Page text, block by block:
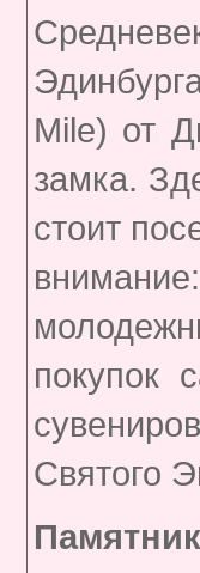
Mile) от
замка.
стоит
покупок
Святого